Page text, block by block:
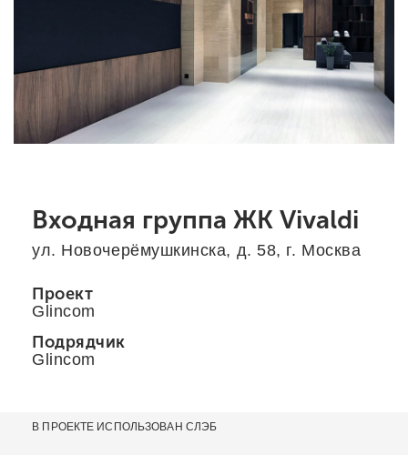
Входная группа ЖК Vivaldi
ул. Новочерёмушкинска, д. 58, г. Москва
Проект
Glincom
Подрядчик
Glincom
В ПРОЕКТЕ ИСПОЛЬЗОВАН СЛЭБ